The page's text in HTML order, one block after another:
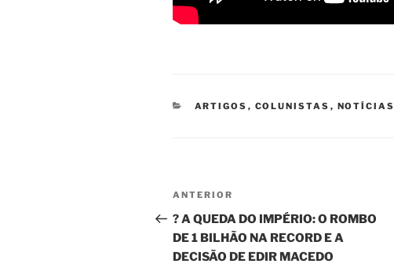
CATEGORIAS
ARTIGOS , COLUNISTAS , NOTÍCIAS
Navegação
de
Post
Post
anterior
ANTERIOR
? A QUEDA DO IMPÉRIO: O ROMBO
DE 1 BILHÃO NA RECORD E A
DECISÃO DE EDIR MACEDO